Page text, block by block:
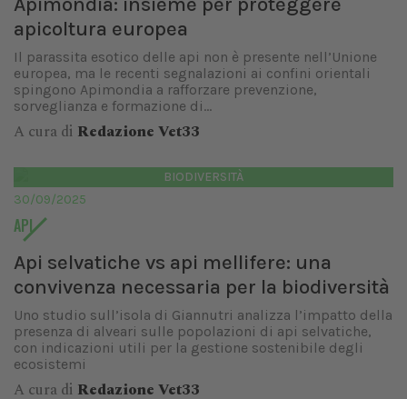
apicoltura europea
Il parassita esotico delle api non è presente nell’Unione
europea, ma le recenti segnalazioni ai confini orientali
spingono Apimondia a rafforzare prevenzione,
sorveglianza e formazione di...
A cura di Redazione Vet33
BIODIVERSITÀ
30/09/2025
API
Api selvatiche vs api mellifere: una
convivenza necessaria per la biodiversità
Uno studio sull’isola di Giannutri analizza l’impatto della
presenza di alveari sulle popolazioni di api selvatiche,
con indicazioni utili per la gestione sostenibile degli
ecosistemi
A cura di Redazione Vet33